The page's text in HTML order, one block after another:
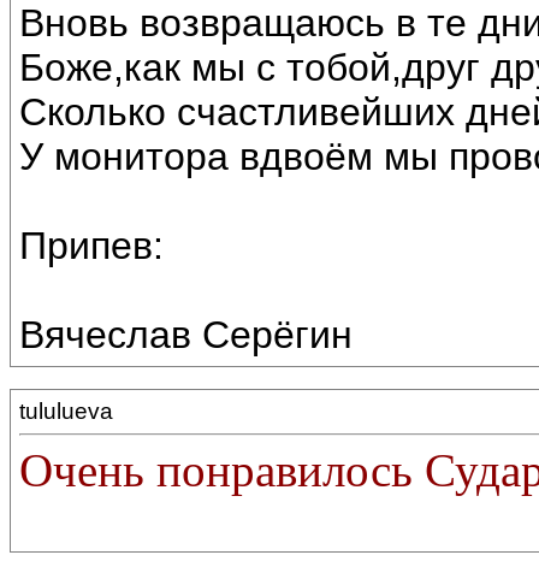
Вновь возвращаюсь в те
Боже,как мы с тобой,друг
Сколько счастливейших
У монитора вдвоём мы
Припев:
Вячеслав Серёгин
tululueva
Очень понравилось